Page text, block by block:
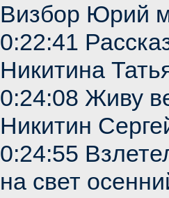
Визбор Юрий
0:22:41
Никитина
0:24:08 Живу
Никитин
0:24:55
на свет